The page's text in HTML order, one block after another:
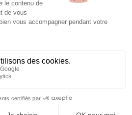
Simulateurs
Mouvement
Teambuilding
Politique de confidentialité